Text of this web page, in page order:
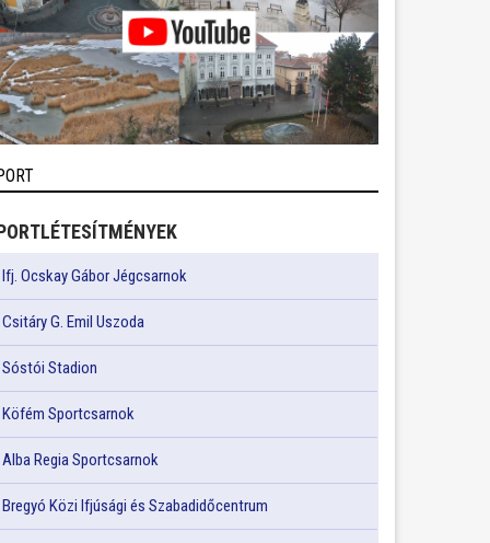
Ifj. Ocskay Gábor Jégcsarnok
Csitáry G. Emil Uszoda
Sóstói Stadion
Köfém Sportcsarnok
Alba Regia Sportcsarnok
Bregyó Közi Ifjúsági és Szabadidőcentrum